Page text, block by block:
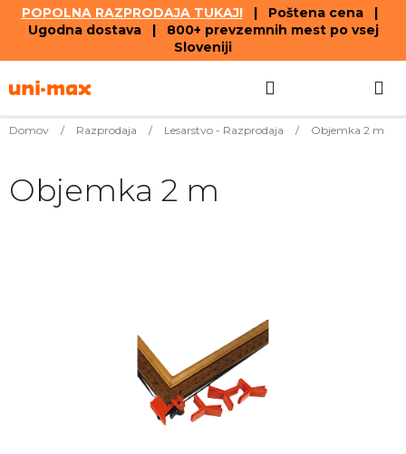
POPOLNA RAZPRODAJA TUKAJ!| Poštena cena |
Ugodna dostava | 800+ prevzemnih mest po vsej
Sloveniji
to
Domov / Razprodaja / Lesarstvo - Razprodaja / Objemka 2 m
Objemka 2 m